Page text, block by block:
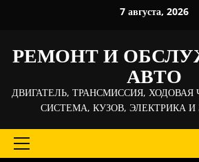
7 августа, 2026
РЕМОНТ И
АВТО
ДВИГАТЕЛЬ, ТРАНСМИССИЯ, ХОДОВАЯ
СИСТЕМА, КУЗОВ, ЭЛЕКТРИКА
Основное